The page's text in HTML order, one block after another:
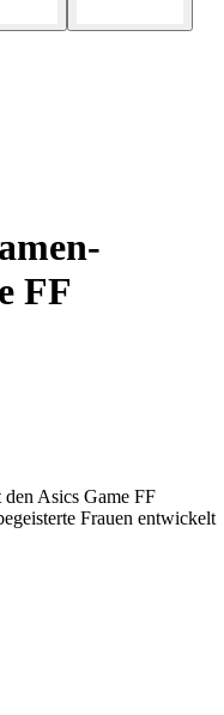
FF
Asics Game FF
Frauen entwickelt